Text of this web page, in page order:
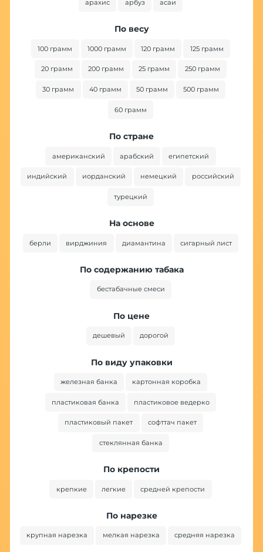
арахис арбуз асаи
По весу
100 грамм 1000 грамм 120 грамм 125 грамм
20 грамм 200 грамм 25 грамм 250 грамм
30 грамм 40 грамм 50 грамм 500 грамм
60 грамм
По стране
американский арабский египетский
индийский иорданский немецкий российский
турецкий
На основе
берли вирджиния диамантина сигарный лист
По содержанию табака
бестабачные смеси
По цене
дешевый дорогой
По виду упаковки
железная банка картонная коробка
пластиковая банка пластиковое ведерко
пластиковый пакет софттач пакет
стеклянная банка
По крепости
крепкие легкие средней крепости
По нарезке
крупная нарезка мелкая нарезка средняя нарезка